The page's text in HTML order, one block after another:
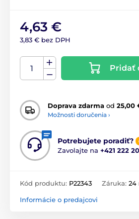
4,63 €
3,83 € bez DPH
Pridať
Doprava zdarma od 25,00
Možnosti doručenia ›
Potrebujete poradiť?
Zavolajte na +421 222
Kód produktu: P22343 Záruka: 24
Informácie o predajcovi